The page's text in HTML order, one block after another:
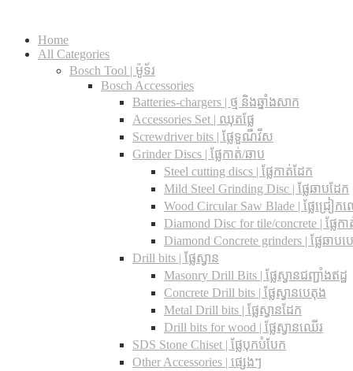
Home
All Categories
Bosch Tool | ម៉ូទ័រ
Bosch Accessories
Batteries-chargers | ថ្ម និងឆ្នាំងសាក
Accessories Set | ឈុតផ្លែ
Screwdriver bits | ផ្លែទួណឺវីស
Grinder Discs |​ ផ្លែកាត់/ឆាប
Steel cutting discs |​ ផ្លែកាត់ដែក
Mild Steel Grinding Disc | ផ្លែឆាបដែក
Wood Circular Saw Blade | ផ្លែជ្រៀក
Diamond Disc for tile/concrete​ | ផ្លែកា
Diamond Concrete grinders | ផ្លែឆាបប
Drill bits |​ ផ្លែស្វាន
Masonry Drill Bits |​ ផ្លែស្វានជញ្ជាំងឥដ្ឋ
Concrete Drill bits |​ ផ្លែស្វានបេតុង
Metal Drill bits |​ ផ្លែស្វានដែក
Drill bits for wood |​ ផ្លែស្វានឈើរ
SDS Stone Chiset |​ ផ្លែបុកបំបែក
Other Accessories | ផ្សេងៗ